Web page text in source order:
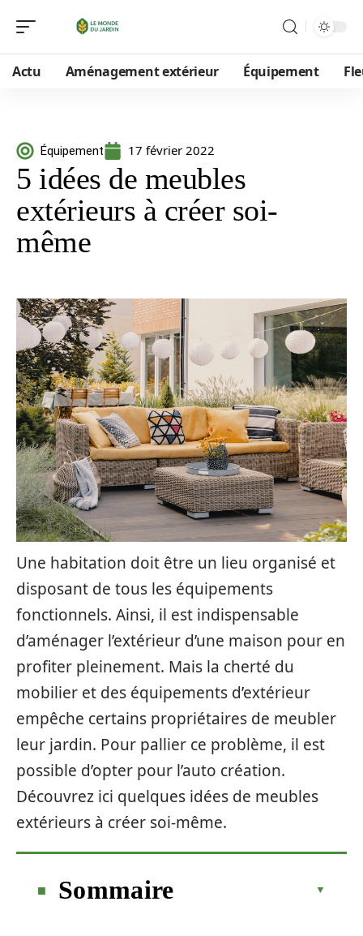
Actu Aménagement extérieur Équipement
Équipement 17 février 2022
5 idées de meubles
extérieurs à créer soi-
même
Une habitation doit être un lieu organisé et
disposant de tous les équipements
fonctionnels. Ainsi, il est indispensable
d’aménager l’extérieur d’une maison pour en
profiter pleinement. Mais la cherté du
mobilier et des équipements d’extérieur
empêche certains propriétaires de meubler
leur jardin. Pour pallier ce problème, il est
possible d’opter pour l’auto création.
Découvrez ici quelques idées de meubles
extérieurs à créer soi-même.
Sommaire